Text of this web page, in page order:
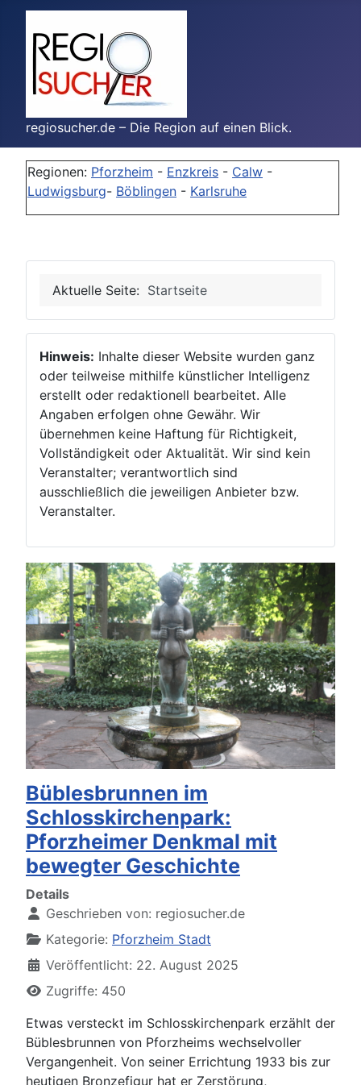
regiosucher.de – Die Region auf einen Blick.
Regionen: Pforzheim - Enzkreis - Calw -
Ludwigsburg- Böblingen - Karlsruhe
Aktuelle Seite: Startseite
Hinweis: Inhalte dieser Website wurden ganz
oder teilweise mithilfe künstlicher Intelligenz
erstellt oder redaktionell bearbeitet. Alle
Angaben erfolgen ohne Gewähr. Wir
übernehmen keine Haftung für Richtigkeit,
Vollständigkeit oder Aktualität. Wir sind kein
Veranstalter; verantwortlich sind
ausschließlich die jeweiligen Anbieter bzw.
Veranstalter.
Büblesbrunnen im
Schlosskirchenpark:
Pforzheimer Denkmal mit
bewegter Geschichte
Details
Geschrieben von: regiosucher.de
Kategorie: Pforzheim Stadt
Veröffentlicht: 22. August 2025
Zugriffe: 450
Etwas versteckt im Schlosskirchenpark erzählt der
Büblesbrunnen von Pforzheims wechselvoller
Vergangenheit. Von seiner Errichtung 1933 bis zur
heutigen Bronzefigur hat er Zerstörung,